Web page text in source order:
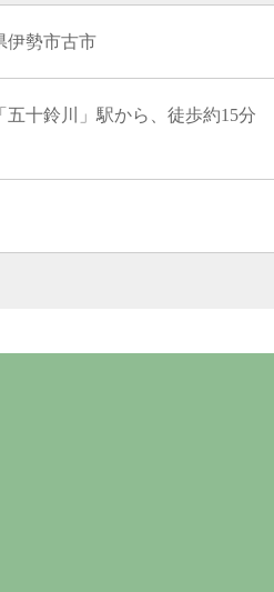
伊勢市古市
五十鈴川」駅から、徒歩約15分